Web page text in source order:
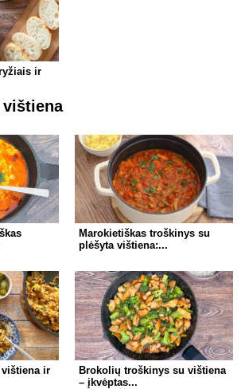
ir
Marokietiškas troškinys su
plėšyta vištiena:...
ir
Brokolių troškinys su vištiena
– įkvėptas...